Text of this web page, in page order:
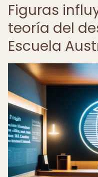
Figuras
teoría del
Escuela